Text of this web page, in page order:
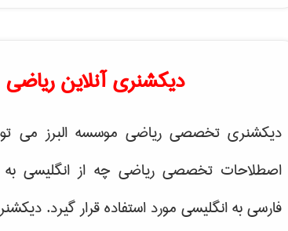
دیکشنری آنلاین ریاضی
دیکشنری تخصصی ریاضی موسسه البرز می
اصطلاحات تخصصی ریاضی چه از انگلیسی
فارسی به انگلیسی مورد استفاده قرار گیرد.